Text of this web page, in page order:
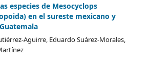
especies de Mesocyclops
en el sureste mexicano y
Aguirre, Eduardo Suárez-Morales,